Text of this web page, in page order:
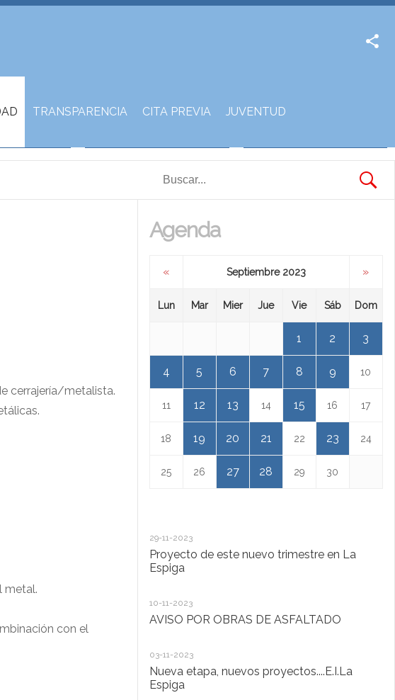
TRANSPARENCIA CITA PREVIA JUVENTUD
cerrajería/metalista.
metal.
con el
Agenda
« Septiembre 2023 »
Lun Mar Mier Jue Vie Sáb Dom
1 2 3
4 5 6 7 8 9 10
11 12 13 14 15 16 17
18 19 20 21 22 23 24
25 26 27 28 29 30
29-11-2023
Proyecto de este nuevo trimestre en La
Espiga
10-11-2023
AVISO POR OBRAS DE ASFALTADO
03-11-2023
Nueva etapa, nuevos proyectos....E.I.La
Espiga